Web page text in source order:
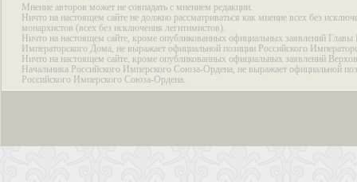
Мнение авторов может не совпадать с мнением редакции.
Ничто на настоящем сайте не должно рассматриваться как мнение всех без
монархистов (всех без исключения легитимистов).
Ничто на настоящем сайте, кроме опубликованных официальных заявлений Главы
Императорского Дома, не выражает официальной позиции Российского
Ничто на настоящем сайте, кроме опубликованных официальных заявлений
Начальника Российского Имперского Союза-Ордена, не выражает официальной
Российского Имперского Союза-Ордена.